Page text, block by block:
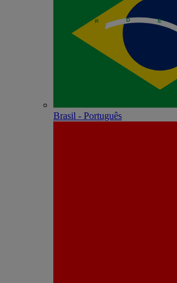
Brasil - Português